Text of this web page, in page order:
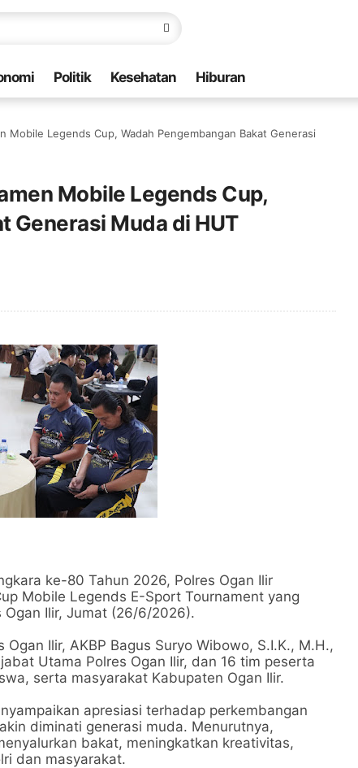
Politik Kesehatan Hiburan
Mobile Legends Cup, Wadah Pengembangan Bakat Generasi
Mobile Legends Cup,
Generasi Muda di HUT
ke-80 Tahun 2026, Polres Ogan Ilir
Mobile Legends E-Sport Tournament yang
Ogan Ilir, Jumat (26/6/2026).
Ilir, AKBP Bagus Suryo Wibowo, S.I.K., M.H.,
Utama Polres Ogan Ilir, dan 16 tim peserta
serta masyarakat Kabupaten Ogan Ilir.
apresiasi terhadap perkembangan
diminati generasi muda. Menurutnya,
bakat, meningkatkan kreativitas,
dan masyarakat.